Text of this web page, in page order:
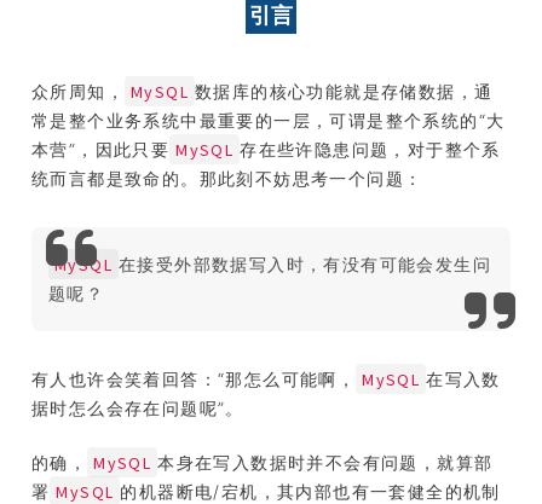
引言
众所周知， MySQL 数据库的核心功能就是存储数据，通
常是整个业务系统中最重要的一层，可谓是整个系统的“大
本营”，因此只要 MySQL 存在些许隐患问题，对于整个系
统而言都是致命的。那此刻不妨思考一个问题：
MySQL 在接受外部数据写入时，有没有可能会发生问
题呢？
有人也许会笑着回答：“那怎么可能啊， MySQL 在写入数
据时怎么会存在问题呢”。
的确， MySQL 本身在写入数据时并不会有问题，就算部
署 MySQL 的机器断电/宕机，其内部也有一套健全的机制